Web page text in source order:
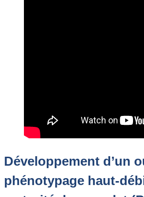
Développement d’un
phénotypage haut-